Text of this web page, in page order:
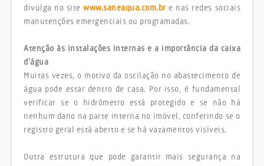
divulga no sitewww.saneaqua.com.br e nas redes sociais
manutenções emergenciais ou programadas.
Atenção às instalações internas e a importância da caixa
d'água
Muitas vezes, o motivo da oscilação no abastecimento de
água pode estar dentro de casa. Por isso, é fundamental
verificar
se o hidrômetro está protegido e se não há
nenhum dano na parte interna no imóvel, conferindo se o
registro geral está aberto e se há vazamentos visíveis.
Outra estrutura que pode garantir mais segurança na